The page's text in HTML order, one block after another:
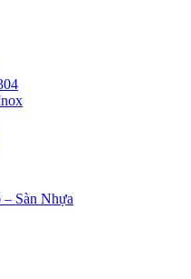
Sàn Nhựa